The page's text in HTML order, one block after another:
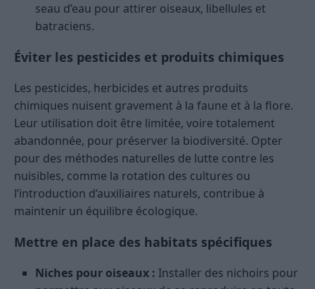
seau d’eau pour attirer oiseaux, libellules et
batraciens.
Éviter les pesticides et produits chimiques
Les pesticides, herbicides et autres produits
chimiques nuisent gravement à la faune et à la flore.
Leur utilisation doit être limitée, voire totalement
abandonnée, pour préserver la biodiversité. Opter
pour des méthodes naturelles de lutte contre les
nuisibles, comme la rotation des cultures ou
l’introduction d’auxiliaires naturels, contribue à
maintenir un équilibre écologique.
Mettre en place des habitats spécifiques
Niches pour oiseaux : Installer des nichoirs pour